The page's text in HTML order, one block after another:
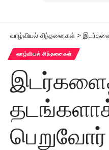
வாழ்வியல் சிந்தனைகள் >
வாழ்வியல் சிந்தனைகள்
பெறுவோர்